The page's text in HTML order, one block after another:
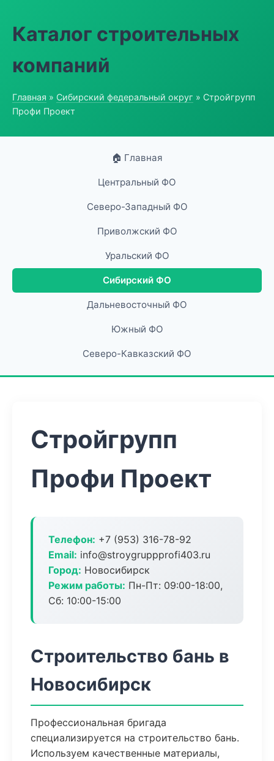
Каталог строительных
компаний
Главная » Сибирский федеральный округ » Стройгрупп
Профи Проект
🏠 Главная
Центральный ФО
Северо-Западный ФО
Приволжский ФО
Уральский ФО
Сибирский ФО
Дальневосточный ФО
Южный ФО
Северо-Кавказский ФО
Стройгрупп
Профи Проект
Телефон: +7 (953) 316-78-92
Email: info@stroygruppprofi403.ru
Город: Новосибирск
Режим работы: Пн-Пт: 09:00-18:00,
Сб: 10:00-15:00
Строительство бань в
Новосибирск
Профессиональная бригада
специализируется на строительство бань.
Используем качественные материалы,